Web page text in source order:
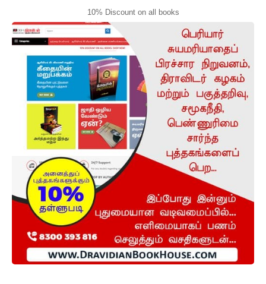
10% Discount on all books